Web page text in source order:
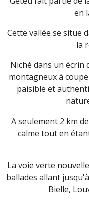
en
Cette vallée se situe
la
Niché dans un écrin
montagneux à
paisible et
A seulement 2 km
calme tout en
La voie verte
ballades allant
Bielle,